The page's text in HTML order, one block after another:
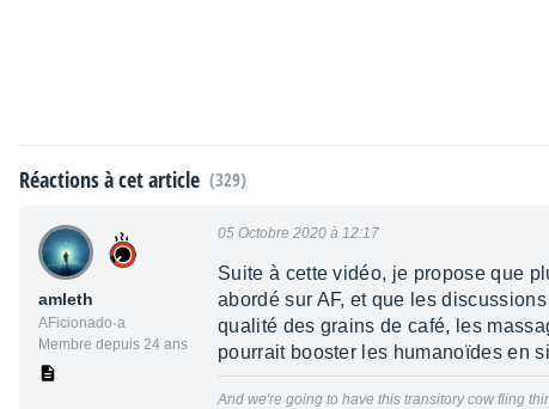
Réactions à cet article (329)
amleth
AFicionado·a
Membre depuis 24 ans
05 Octobre 2020 à 12:17
Suite à cette vidéo, je propose que
abordé sur AF, et que les
qualité des grains de café, les
pourrait booster les humanoïdes en
And we're going to have this transitory cow fling